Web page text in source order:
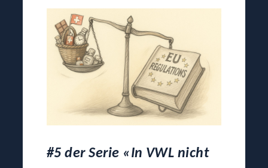
#5 der Serie «In VWL nicht